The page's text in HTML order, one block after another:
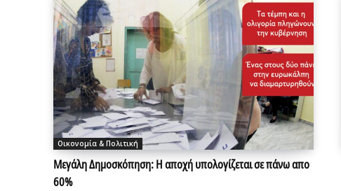
Οικονομία & Πολιτική
Μεγάλη Δημοσκόπηση: Η αποχή υπολογίζεται σε πάνω απο
60%